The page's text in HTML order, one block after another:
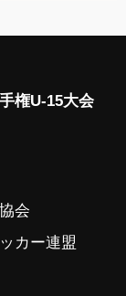
権U-15大会
会
カー連盟